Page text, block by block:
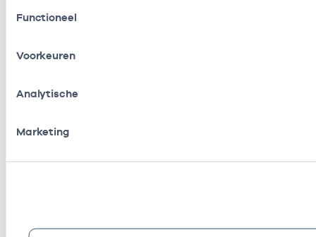
Functioneel
Voorkeuren
Analytische
Marketing